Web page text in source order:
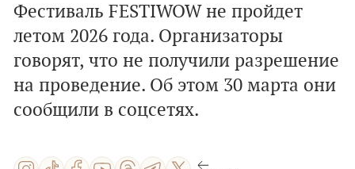
Фестиваль FESTIWOW не пройдет
летом 2026 года. Организаторы
говорят, что не получили разрешение
на проведение. Об этом 30 марта они
сообщили в соцсетях.